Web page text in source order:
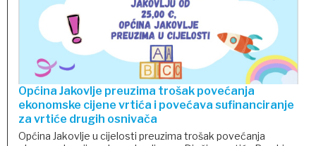
Općina Jakovlje preuzima trošak povećanja
ekonomske cijene vrtića i povećava sufinanciranje
za vrtiće drugih osnivača
Općina Jakovlje u cijelosti preuzima trošak povećanja